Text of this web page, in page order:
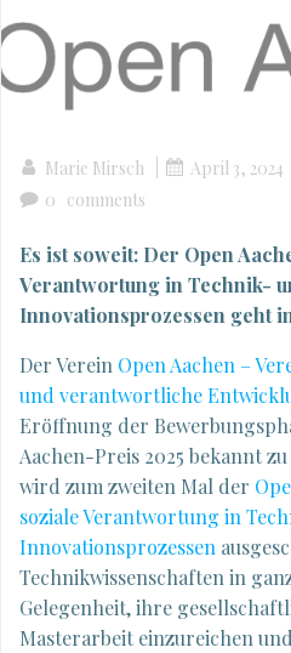
Marie Mirsch April 3, 2024
0 comments
Es ist soweit: Der Open
Verantwortung in Technik-
Innovationsprozessen geht
Der Verein Open Aachen –
und verantwortliche
Eröffnung der
Aachen-Preis 2025 bekannt
wird zum zweiten Mal der
soziale Verantwortung in
Innovationsprozessen
Technikwissenschaften in
Gelegenheit, ihre
Masterarbeit einzureichen